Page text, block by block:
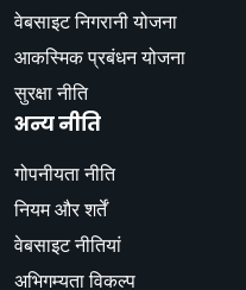
वेबसाइट निगरानी योजना
आकस्मिक प्रबंधन योजना
सुरक्षा नीति
अन्य नीति
गोपनीयता नीति
नियम और शर्तें
वेबसाइट नीतियां
अभिगम्यता विकल्प